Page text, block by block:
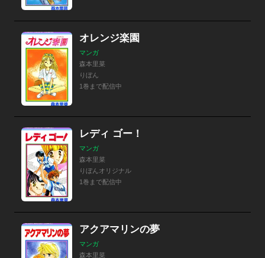
オレンジ楽園
マンガ
森本里菜
りぼん
1巻まで配信中
レディ ゴー！
マンガ
森本里菜
りぼんオリジナル
1巻まで配信中
アクアマリンの夢
マンガ
森本里菜